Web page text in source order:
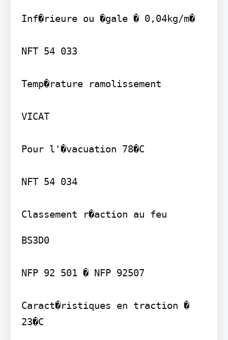
Inf�rieure ou �gale � 0,04kg/m�
NFT 54 033
Temp�rature ramolissement
VICAT
Pour l'�vacuation 78�C
NFT 54 034
BS3D0
NFP 92 501 � NFP 92507
Caract�ristiques en traction �
23�C